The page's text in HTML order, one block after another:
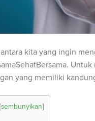
kita yang ingin
yang memiliki
[sembunyikan]